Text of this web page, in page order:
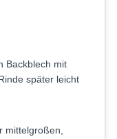
Backblech mit
später leicht
mittelgroßen,